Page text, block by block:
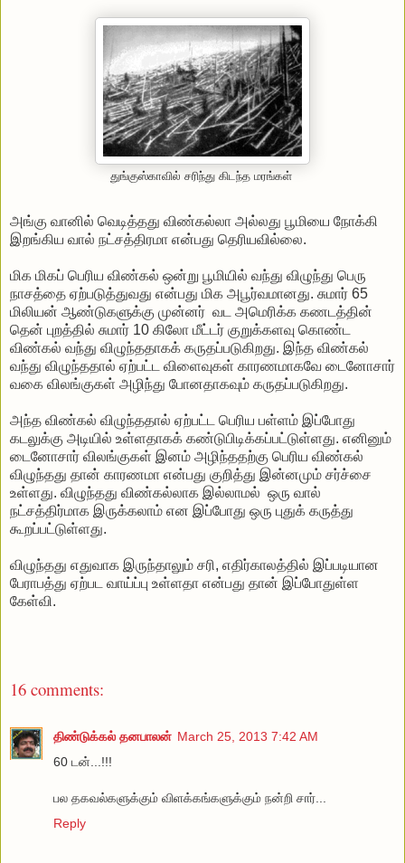
துங்குஸ்காவில் சரிந்து கிடந்த மரங்கள்
அங்கு வானில் வெடித்தது விண்கல்லா அல்லது பூமியை நோக்கி
இறங்கிய வால் நட்சத்திரமா என்பது தெரியவில்லை.
மிக மிகப் பெரிய விண்கல் ஒன்று பூமியில் வந்து விழுந்து பெரு
நாசத்தை ஏற்படுத்துவது என்பது மிக அபூர்வமானது. சுமார் 65
மிலியன் ஆண்டுகளுக்கு முன்னர் வட அமெரிக்க கணடத்தின்
தென் புறத்தில் சுமார் 10 கிலோ மீட்டர் குறுக்களவு கொண்ட
விண்கல் வந்து விழுந்ததாகக் கருதப்படுகிறது. இந்த விண்கல்
வந்து விழுந்ததால் ஏற்பட்ட விளைவுகள் காரணமாகவே டைனோசார்
வகை விலங்குகள் அழிந்து போனதாகவும் கருதப்படுகிறது.
அந்த விண்கல் விழுந்ததால் ஏற்பட்ட பெரிய பள்ளம் இப்போது
கடலுக்கு அடியில் உள்ளதாகக் கண்டுபிடிக்கப்பட்டுள்ளது. எனினும்
டைனோசார் விலங்குகள் இனம் அழிந்ததற்கு பெரிய விண்கல்
விழுந்தது தான் காரணமா என்பது குறித்து இன்னமும் சர்ச்சை
உள்ளது. விழுந்தது விண்கல்லாக இல்லாமல் ஒரு வால்
நட்சத்திர்மாக இருக்கலாம் என இப்போது ஒரு புதுக் கருத்து
கூறப்பட்டுள்ளது.
விழுந்தது எதுவாக இருந்தாலும் சரி, எதிர்காலத்தில் இப்படியான
பேராபத்து ஏற்பட வாய்ப்பு உள்ளதா என்பது தான் இப்போதுள்ள
கேள்வி.
16 comments:
திண்டுக்கல் தனபாலன் March 25, 2013 7:42 AM
60 டன்...!!!
பல தகவல்களுக்கும் விளக்கங்களுக்கும் நன்றி சார்...
Reply